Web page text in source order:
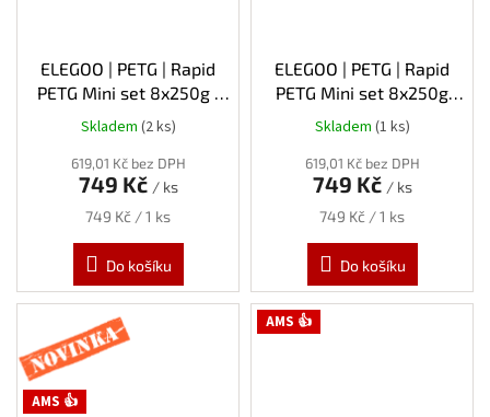
ELEGOO | PETG | Rapid
PETG Mini set 8x250g |
1.75mm | 2kg
Skladem (2 ks)
619,01 Kč bez DPH
749 Kč / ks
Měrná
749 Kč / 1 ks
Do košíku
ELEGOO | PETG | Rapid
PETG Mini set 8x250g
varianta 2 | 1.75mm | 2kg
Skladem (1 ks)
619,01 Kč bez DPH
749 Kč / ks
Měrná
749 Kč / 1 ks
Do košíku
Novinka
AMS 👍
AMS 👍